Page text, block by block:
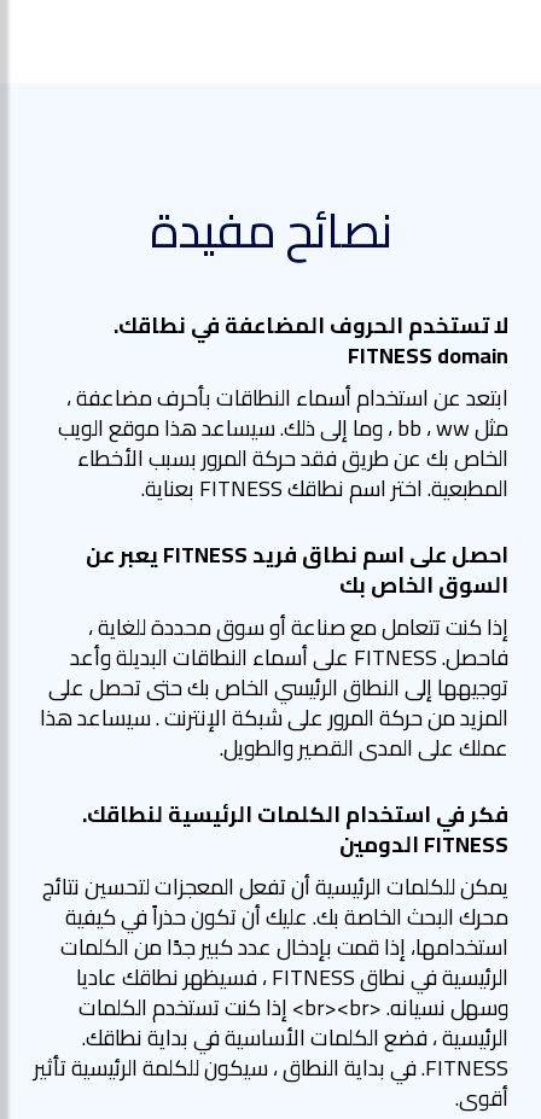
نصائح مفيدة
لا تستخدم الحروف المضاعفة في نطاقك.
FITNESS domain
ابتعد عن استخدام أسماء النطاقات بأحرف مضاعفة ،
مثل bb ، ww ، وما إلى ذلك. سيساعد هذا موقع الويب
الخاص بك عن طريق فقد حركة المرور بسبب الأخطاء
المطبعية. اختر اسم نطاقك FITNESS بعناية.
احصل على اسم نطاق فريد FITNESS يعبر عن
السوق الخاص بك
إذا كنت تتعامل مع صناعة أو سوق محددة للغاية ،
فاحصل. FITNESS على أسماء النطاقات البديلة وأعد
توجيهها إلى النطاق الرئيسي الخاص بك حتى تحصل على
المزيد من حركة المرور على شبكة الإنترنت . سيساعد هذا
عملك على المدى القصير والطويل.
فكر في استخدام الكلمات الرئيسية لنطاقك.
FITNESS الدومين
يمكن للكلمات الرئيسية أن تفعل المعجزات لتحسين نتائج
محرك البحث الخاصة بك. عليك أن تكون حذراً في كيفية
استخدامها، إذا قمت بإدخال عدد كبير جدًا من الكلمات
الرئيسية في نطاق FITNESS ، فسيظهر نطاقك عاديا
وسهل نسيانه. <br><br> إذا كنت تستخدم الكلمات
الرئيسية ، فضع الكلمات الأساسية في بداية نطاقك.
FITNESS. في بداية النطاق ، سيكون للكلمة الرئيسية تأثير
أقوى.